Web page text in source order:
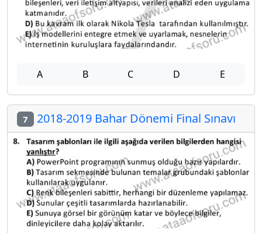
A B C D E
7 2018-2019 Bahar Dönemi Final Sınavı